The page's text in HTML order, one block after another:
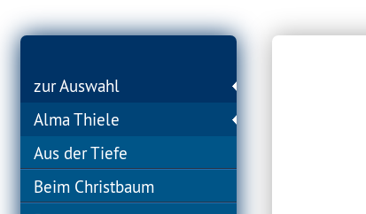
zur Auswahl
Alma Thiele
Aus der Tiefe
Beim Christbaum